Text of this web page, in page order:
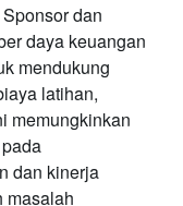
Sponsor dan
daya keuangan
mendukung
latihan,
memungkinkan
dan kinerja
masalah